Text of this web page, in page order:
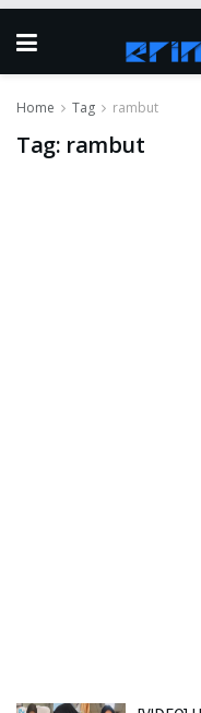
Home Tag rambut
Tag: rambut